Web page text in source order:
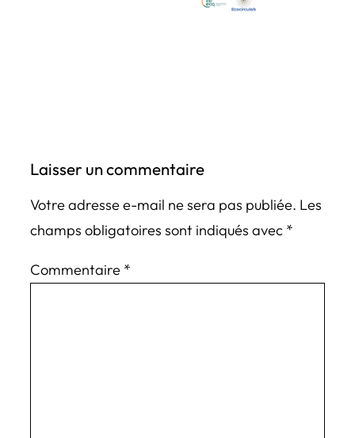
Laisser un commentaire
Votre adresse e-mail ne sera pas publiée. Les
champs obligatoires sont indiqués avec *
Commentaire *